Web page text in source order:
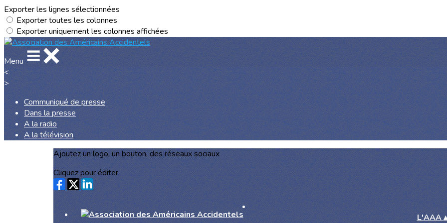
Exporter les lignes sélectionnées
Exporter toutes les colonnes
Exporter uniquement les colonnes affichées
Menu
<
>
Communiqué de presse
Dans la presse
A la radio
A la télévision
Ajoutez un logo, un bouton, des réseaux sociaux
Cliquez pour éditer
L'AAA▴